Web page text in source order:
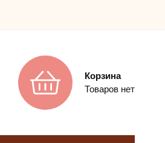
Корзина
Товаров нет